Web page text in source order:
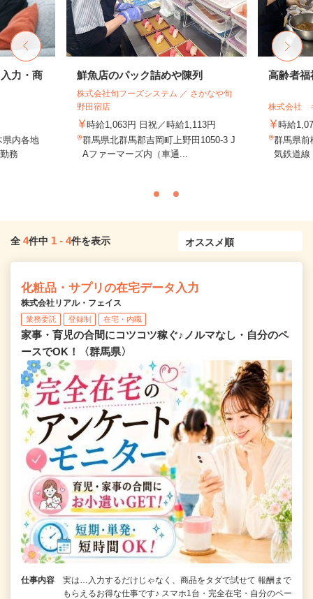
力・商
県内各地
務
鮮魚店のパック詰めや陳列
株式会社旬フーズシステム ／ さかなや旬
野田宿店
時給1,063円 日祝／時給1,113円
群馬県北群馬郡吉岡町上野田1050-3 J
Aファーマーズ内（車通...
高齢者福
株式会社
時給
群馬県
気鉄道線
全 4件中 1 - 4件を表示
化粧品・サプリの在宅データ入力
株式会社リアル・フェイス
業務委託 登録制 在宅・内職
家事・育児の合間にコツコツ稼ぐ♪ノルマなし・自分のペ
ースでOK！〈群馬県〉
仕事内容
実は…入力するだけじゃなく、商品をタダで試せて 報酬まで
もらえるお得な仕事です♪ スマホ1台・完全在宅・自分のペー